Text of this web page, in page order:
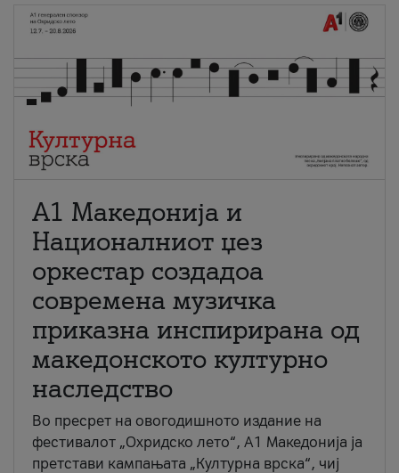
А1 Македонија и
Националниот џез
оркестар создадоа
современа музичка
приказна инспирирана од
македонското културно
наследство
Во пресрет на овогодишното издание на
фестивалот „Охридско лето“, А1 Македонија ја
претстави кампањата „Културна врска“, чиј